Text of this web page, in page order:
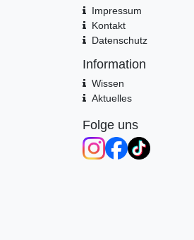
Impressum
Kontakt
Datenschutz
Information
Wissen
Aktuelles
Folge uns